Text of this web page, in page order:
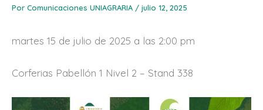
Por Comunicaciones UNIAGRARIA / julio 12, 2025
martes 15 de julio de 2025 a las 2:00 pm
Corferias Pabellón 1 Nivel 2 – Stand 338